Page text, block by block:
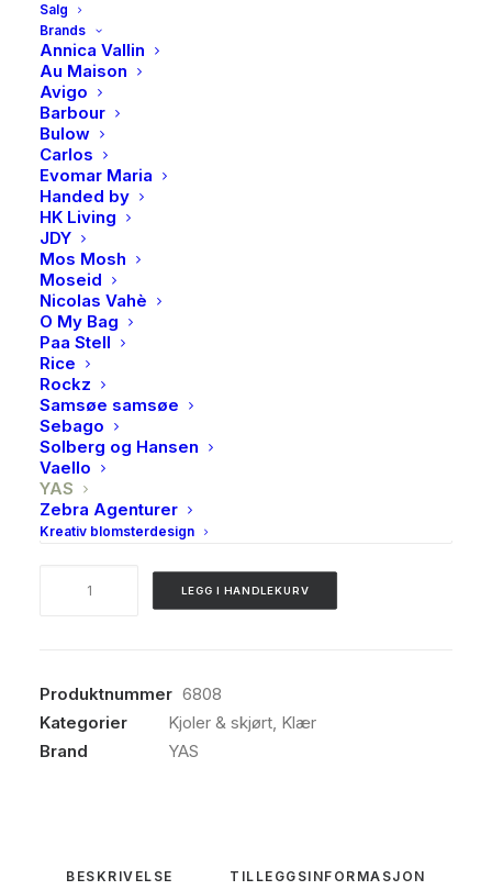
Salg
Brands
Annica Vallin
Au Maison
Avigo
Barbour
Bulow
Carlos
Evomar Maria
Handed by
HK Living
JDY
Mos Mosh
Moseid
Nicolas Vahè
O My Bag
Paa Stell
Rice
Rockz
Samsøe samsøe
Sebago
Solberg og Hansen
Vaello
YAS
Zebra Agenturer
Kreativ blomsterdesign
YAS, Rosie long shirt
dress, Birch/NEW Rosie
1399,95
Opprinnelig
pris
var:
1399,95kr.
700,00
Puss opp vårgarderoben din med livlige farger og
iøynefallende mønstre som signaliserer starten på en
ny sesong. Denne stilen er laget av et viskosestoff,
som er pustende og faller lett mot kroppen med en
myk følelse.
Materiale
Hovedstoff: 85% LENZING™ ECOVERO™ Viskose,
15% Nylon
Variant
dress,
Birch/NEW
Rosie
LEGG I HANDLEKURV
Produktnummer 6808
Kategorier
Kjoler & skjørt, Klær
Brand
YAS
BESKRIVELSE TILLEGGSINFORMASJON